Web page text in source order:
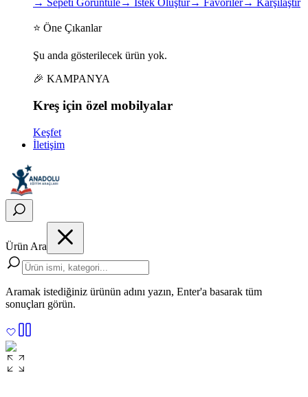
→ Sepeti Görüntüle→ İstek Oluştur→ Favoriler→ Karşılaştır
⭐ Öne Çıkanlar
Şu anda gösterilecek ürün yok.
🎉 KAMPANYA
Kreş için özel mobilyalar
Keşfet
İletişim
Ürün Ara
Aramak istediğiniz ürünün adını yazın, Enter'a basarak tüm
sonuçları görün.